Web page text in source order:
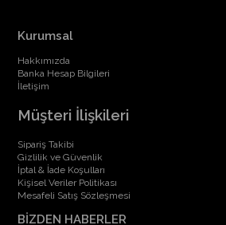
Kurumsal
Hakkımızda
Banka Hesap Bilgileri
İletişim
Müşteri İlişkileri
Sipariş Takibi
Gizlilik ve Güvenlik
İptal & İade Koşulları
Kişisel Veriler Politikası
Mesafeli Satış Sözleşmesi
BİZDEN HABERLER